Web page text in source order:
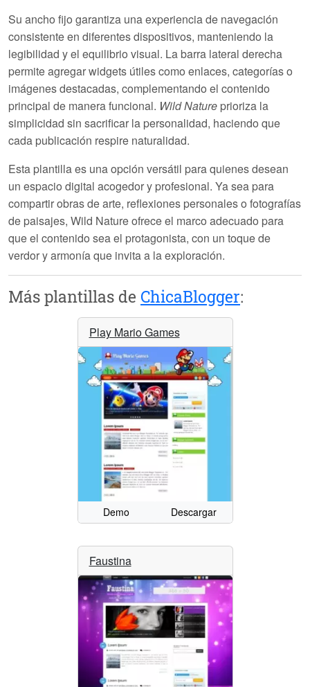
Su ancho fijo garantiza una experiencia de navegación
consistente en diferentes dispositivos, manteniendo la
legibilidad y el equilibrio visual. La barra lateral derecha
permite agregar widgets útiles como enlaces, categorías o
imágenes destacadas, complementando el contenido
principal de manera funcional. Wild Nature prioriza la
simplicidad sin sacrificar la personalidad, haciendo que
cada publicación respire naturalidad.
Esta plantilla es una opción versátil para quienes desean
un espacio digital acogedor y profesional. Ya sea para
compartir obras de arte, reflexiones personales o fotografías
de paisajes, Wild Natureofrece el marco adecuado para
que el contenido sea el protagonista, con un toque de
verdor y armonía que invita a la exploración.
Más plantillas de ChicaBlogger:
Play Mario Games
Demo Descargar
Faustina